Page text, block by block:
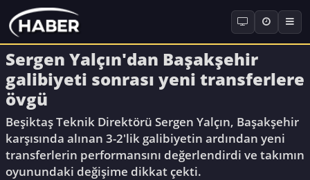
Sergen Yalçın'dan Başakşehir
galibiyeti sonrası yeni transferlere
övgü
Beşiktaş Teknik Direktörü Sergen Yalçın, Başakşehir
karşısında alınan 3-2'lik galibiyetin ardından yeni
transferlerin performansını değerlendirdi ve takımın
oyunundaki değişime dikkat çekti.